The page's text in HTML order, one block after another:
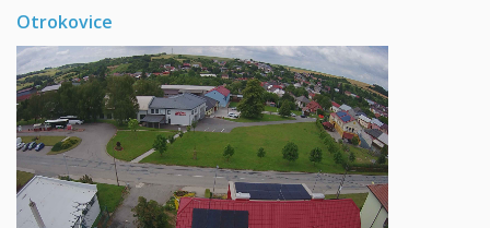
Otrokovice